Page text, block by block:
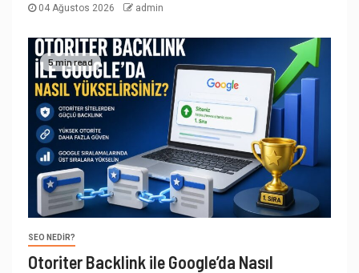
04 Ağustos 2026 admin
5 min read
SEO NEDIR?
Otoriter Backlink ile Google’da Nasıl